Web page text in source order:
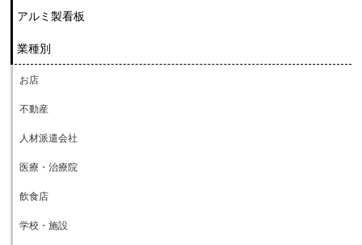
アルミ製看板
業種別
お店
不動産
人材派遣会社
医療・治療院
飲食店
学校・施設